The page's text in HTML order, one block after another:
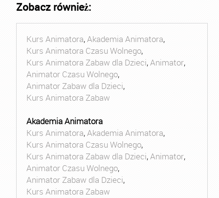
Zobacz również:
Kurs Animatora,Akademia Animatora,
Kurs Animatora Czasu Wolnego,
Kurs Animatora Zabaw dla Dzieci,Animator,
Animator Czasu Wolnego,
Animator Zabaw dla Dzieci,
Kurs Animatora Zabaw
Akademia Animatora
Kurs Animatora,Akademia Animatora,
Kurs Animatora Czasu Wolnego,
Kurs Animatora Zabaw dla Dzieci,Animator,
Animator Czasu Wolnego,
Animator Zabaw dla Dzieci,
Kurs Animatora Zabaw